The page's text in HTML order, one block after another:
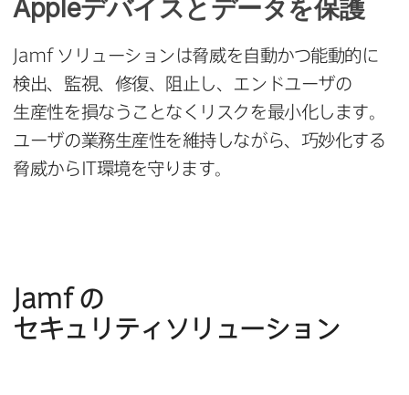
Appleデバイスと​データを​保護
Jamf ソリューションは​脅威を​自動かつ能動的に​
検出、​監視、​修復、​阻止し、​エンドユーザの​
生産性を​損なう​ことなく​リスクを​最小化します。​
ユーザの​業務​生産性を​維持しながら、​巧妙化する​
脅威から IT環境を​守ります。
Jamf の​
セキュリティソリューション